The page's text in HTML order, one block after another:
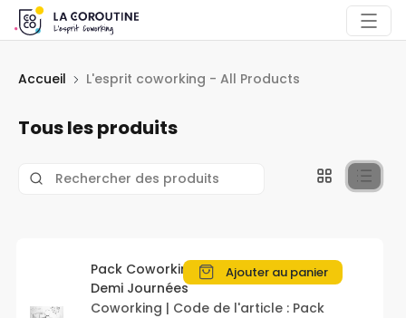
Accueil L'esprit coworking - All Products
Tous les produits
Pack Coworking - 20
Demi Journées
Ajouter au panier
Coworking | Code de l'article : Pack